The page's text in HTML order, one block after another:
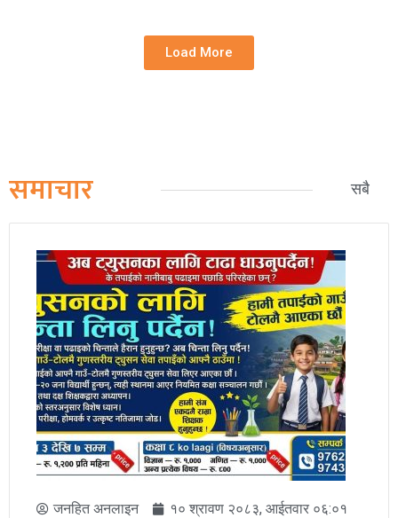
जनहित अनलाइन
२६ माघ २०८१, शनिबार ०१:५२
२६ माघ २०८१, शनिबार ०१:५२
वैदेशिक रोजगारीलाई सुरक्षित बनाउन बुद्धभूमिमा
विधाथीहरुलाई अभिमुखिकरण
Load More